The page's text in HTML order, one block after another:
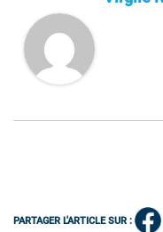
PARTAGER L'ARTICLE SUR :